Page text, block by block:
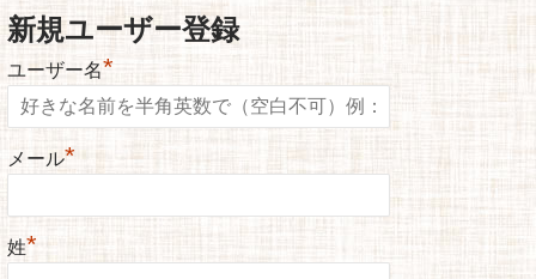
新規ユーザー登録
ユーザー名*
メール*
姓*